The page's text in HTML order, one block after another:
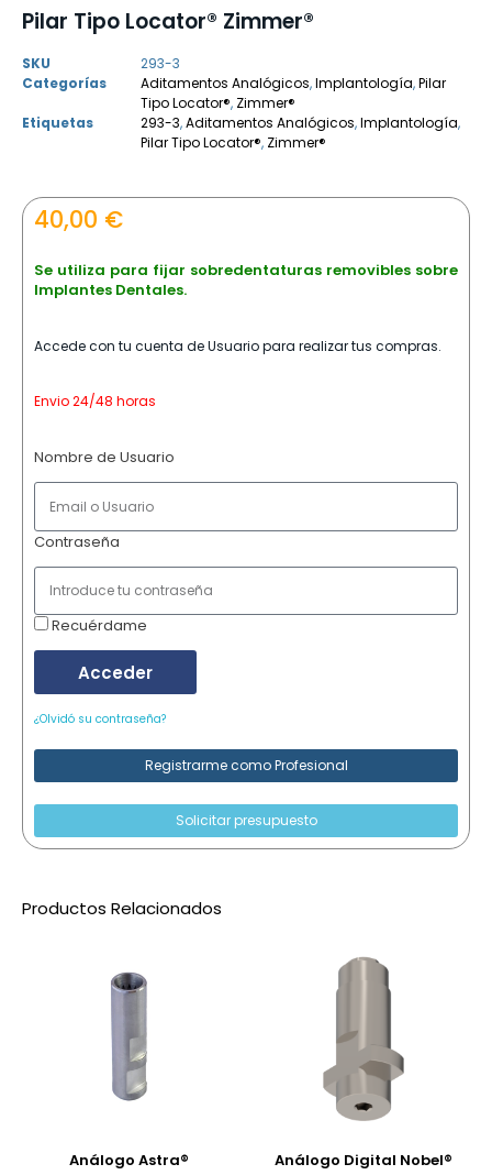
Pilar Tipo Locator® Zimmer®
SKU
293-3
Categorías
Aditamentos Analógicos,Implantología,Pilar
Tipo Locator®, Zimmer®
Etiquetas
293-3,Aditamentos Analógicos,Implantología,
Pilar Tipo Locator®, Zimmer®
40,00 €
Se utiliza para fijar sobredentaturas removibles sobre
Implantes Dentales.
Accede con tu cuenta de Usuario para realizar tus compras.
Envio 24/48 horas
Nombre de Usuario
Contraseña
Recuérdame
Acceder
¿Olvidó su contraseña?
Registrarme como Profesional
Solicitar presupuesto
Productos Relacionados
Análogo Astra®
Análogo Digital Nobel®